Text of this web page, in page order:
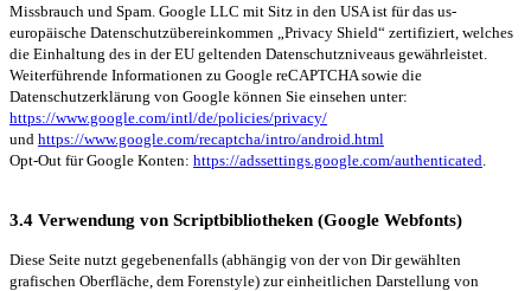
Missbrauch und Spam. Google LLC mit Sitz in den USA ist für das us-
europäische Datenschutzübereinkommen „Privacy Shield“ zertifiziert, welches
die Einhaltung des in der EU geltenden Datenschutzniveaus gewährleistet.
Weiterführende Informationen zu Google reCAPTCHA sowie die
Datenschutzerklärung von Google können Sie einsehen unter:
https://www.google.com/intl/de/policies/privacy/
und https://www.google.com/recaptcha/intro/android.html
Opt-Out für Google Konten: https://adssettings.google.com/authenticated
3.4 Verwendung von Scriptbibliotheken (Google Webfonts)
Diese Seite nutzt gegebenenfalls (abhängig von der von Dir gewählten
grafischen Oberfläche, dem Forenstyle) zur einheitlichen Darstellung von